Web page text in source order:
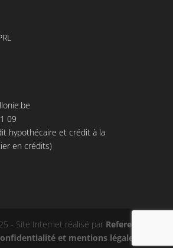
09
hypothécaire et crédit à la
en crédits)
- Site Internet réalisé par Referenceur
et mentions légales